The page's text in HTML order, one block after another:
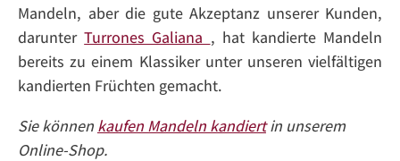
Mandeln, aber die gute Akzeptanz unserer Kunden,
darunterTurrones Galiana , hat kandierte Mandeln
bereits zu einem Klassiker unter unseren vielfältigen
kandierten Früchten gemacht.
Sie können kaufen Mandeln kandiertin unserem
Online-Shop.